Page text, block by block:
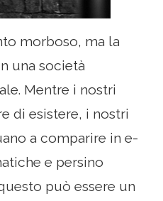
morboso, ma la
una società
Mentre i nostri
di esistere, i nostri
a comparire in e-
e persino
può essere un